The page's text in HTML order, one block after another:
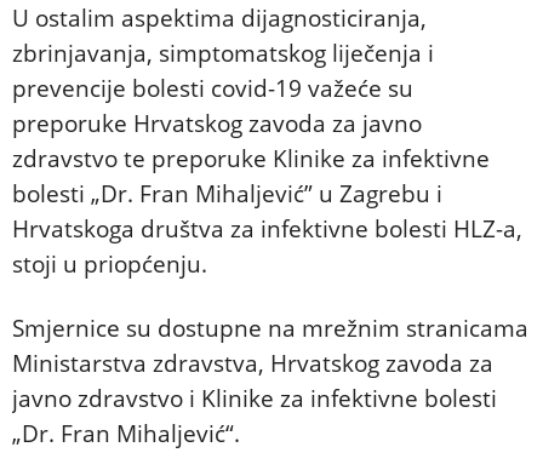
U ostalim aspektima dijagnosticiranja,
zbrinjavanja, simptomatskog liječenja i
prevencije bolesti covid-19 važeće su
preporuke Hrvatskog zavoda za javno
zdravstvo te preporuke Klinike za infektivne
bolesti „Dr. Fran Mihaljević” u Zagrebu i
Hrvatskoga društva za infektivne bolesti HLZ-a,
stoji u priopćenju.
Smjernice su dostupne na mrežnim stranicama
Ministarstva zdravstva, Hrvatskog zavoda za
javno zdravstvo i Klinike za infektivne bolesti
„Dr. Fran Mihaljević“.